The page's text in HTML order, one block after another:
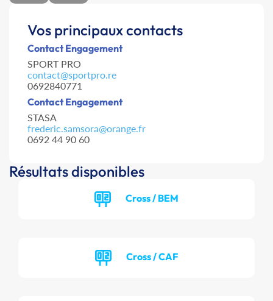
Vos principaux contacts
Contact Engagement
SPORT PRO
contact@sportpro.re
0692840771
Contact Engagement
STASA
frederic.samsora@orange.fr
0692 44 90 60
Résultats disponibles
Cross / BEM
Cross / CAF